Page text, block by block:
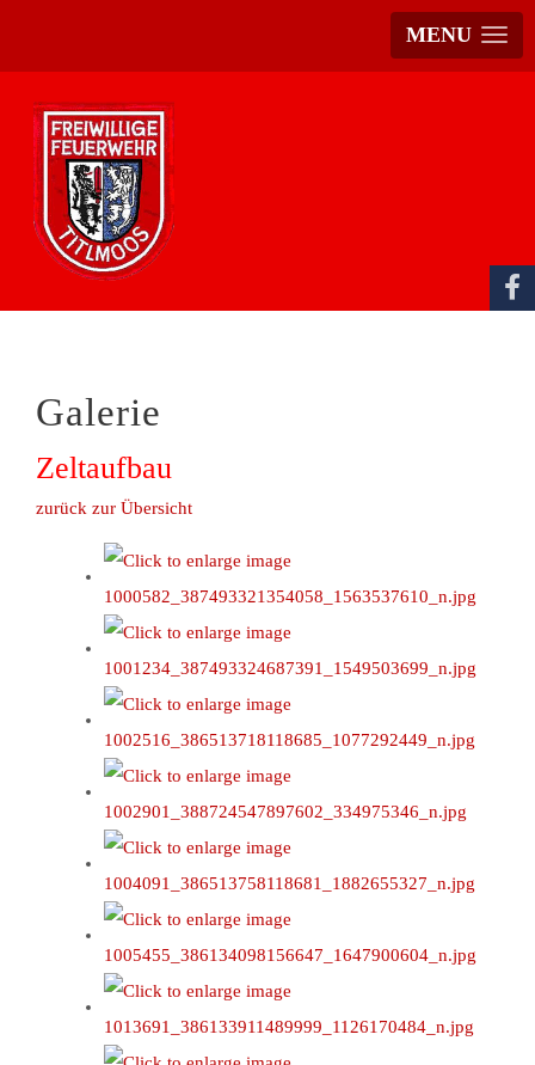
MENU
Galerie
Zeltaufbau
zurück zur Übersicht